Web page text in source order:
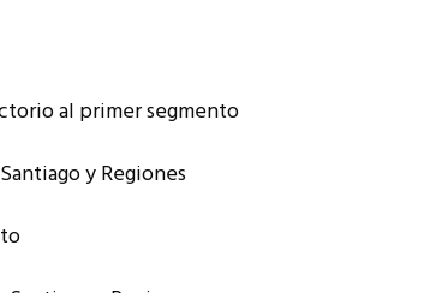
al primer segmento
y Regiones